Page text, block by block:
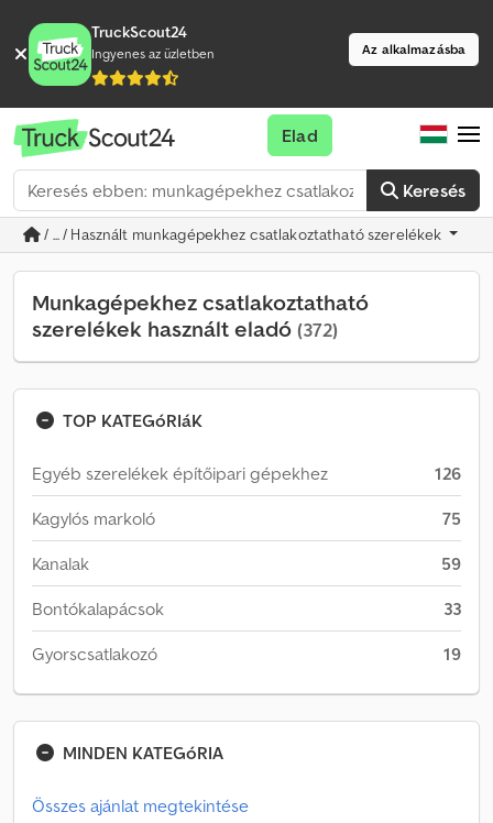
TruckScout24
Ingyenes az üzletben Az alkalmazásba
Keresés
Elad
/ ... / Használt munkagépekhez csatlakoztatható szerelékek
Munkagépekhez csatlakoztatható
szerelékek használt eladó (372)
TOP KATEGóRIáK
Egyéb szerelékek építőipari gépekhez 126
Kagylós markoló 75
Kanalak 59
Bontókalapácsok 33
Gyorscsatlakozó 19
MINDEN KATEGóRIA
Összes ajánlat megtekintése